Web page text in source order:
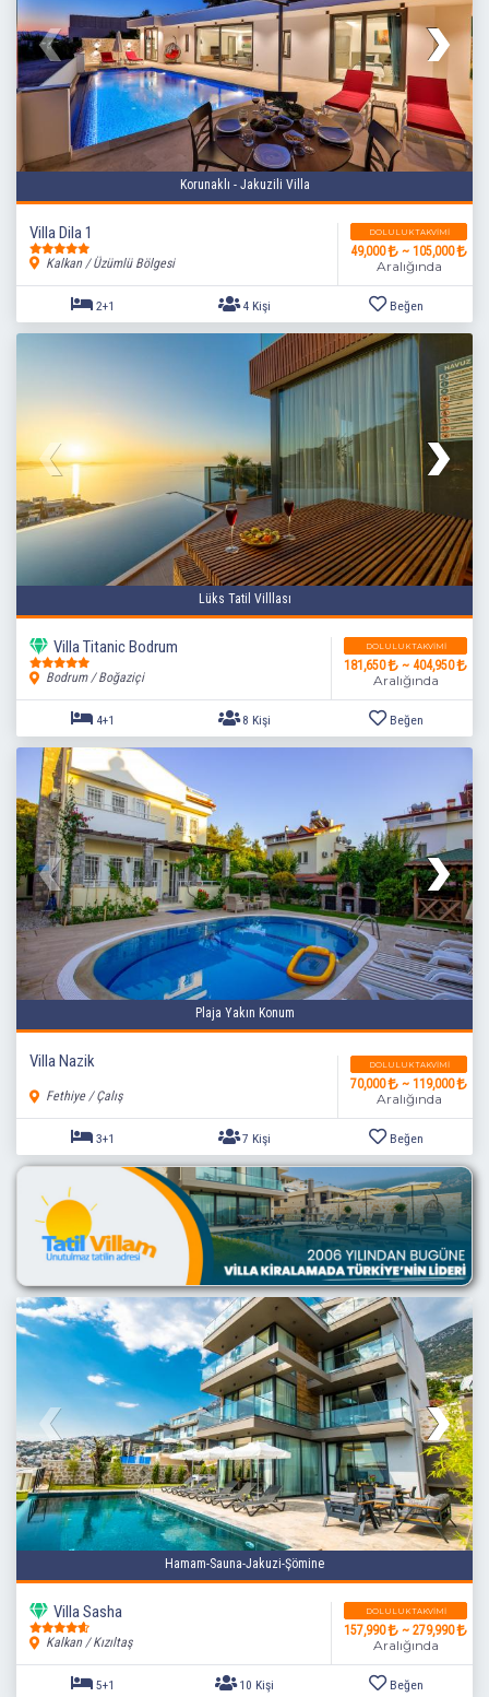
2+1 4 Kişi Beğen
Korunaklı - Jakuzili Villa
Villa Dila 1
Kalkan / Üzümlü Bölgesi
DOLULUK TAKVIMI
49,000 ~ 105,000
Aralığında
2+1 4 Kişi Beğen
Lüks Tatil Villlası
Villa Titanic Bodrum
Bodrum / Boğaziçi
DOLULUK TAKVIMI
181,650 ~ 404,950
Aralığında
Plaja Yakın Konum
Villa Nazik
Fethiye / Çalış
DOLULUK TAKVIMI
70,000 ~ 119,000
Aralığında
3+1 7 Kişi Beğen
Hamam-Sauna-Jakuzi-Şömine
Villa Sasha
Kalkan / Kızıltaş
DOLULUK TAKVIMI
157,990 ~ 279,990
Aralığında